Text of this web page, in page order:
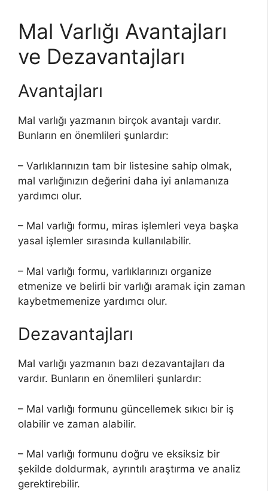
Mal Varlığı Avantajları
ve Dezavantajları
Avantajları
Mal varlığı yazmanın birçok avantajı vardır.
Bunların en önemlileri şunlardır:
– Varlıklarınızın tam bir listesine sahip olmak,
mal varlığınızın değerini daha iyi anlamanıza
yardımcı olur.
– Mal varlığı formu, miras işlemleri veya başka
yasal işlemler sırasında kullanılabilir.
– Mal varlığı formu, varlıklarınızı organize
etmenize ve belirli bir varlığı aramak için zaman
kaybetmemenize yardımcı olur.
Dezavantajları
Mal varlığı yazmanın bazı dezavantajları da
vardır. Bunların en önemlileri şunlardır:
– Mal varlığı formunu güncellemek sıkıcı bir iş
olabilir ve zaman alabilir.
– Mal varlığı formunu doğru ve eksiksiz bir
şekilde doldurmak, ayrıntılı araştırma ve analiz
gerektirebilir.